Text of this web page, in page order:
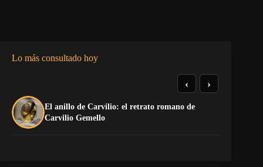
Lo más consultado hoy
El anillo de Carvilio: el retrato romano de
Carvilio Gemello
‹ ›